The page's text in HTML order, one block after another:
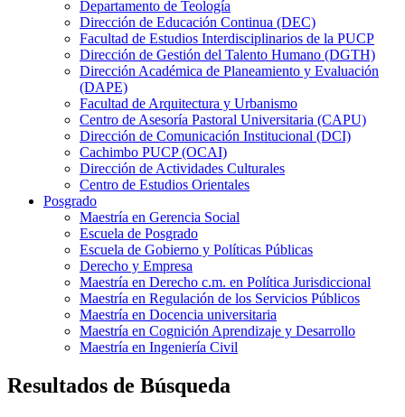
Departamento de Teología
Dirección de Educación Continua (DEC)
Facultad de Estudios Interdisciplinarios de la PUCP
Dirección de Gestión del Talento Humano (DGTH)
Dirección Académica de Planeamiento y Evaluación
(DAPE)
Facultad de Arquitectura y Urbanismo
Centro de Asesoría Pastoral Universitaria (CAPU)
Dirección de Comunicación Institucional (DCI)
Cachimbo PUCP (OCAI)
Dirección de Actividades Culturales
Centro de Estudios Orientales
Posgrado
Maestría en Gerencia Social
Escuela de Posgrado
Escuela de Gobierno y Políticas Públicas
Derecho y Empresa
Maestría en Derecho c.m. en Política Jurisdiccional
Maestría en Regulación de los Servicios Públicos
Maestría en Docencia universitaria
Maestría en Cognición Aprendizaje y Desarrollo
Maestría en Ingeniería Civil
Resultados de Búsqueda